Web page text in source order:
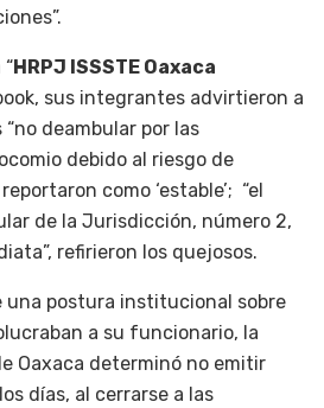
HRPJ ISSSTE Oaxaca
sus integrantes advirtieron a
deambular por las
debido al riesgo de
como ‘estable’; “el
de la Jurisdicción, número 2,
refirieron los quejosos.
una postura institucional sobre
a su funcionario, la
Oaxaca determinó no emitir
días, al cerrarse a las